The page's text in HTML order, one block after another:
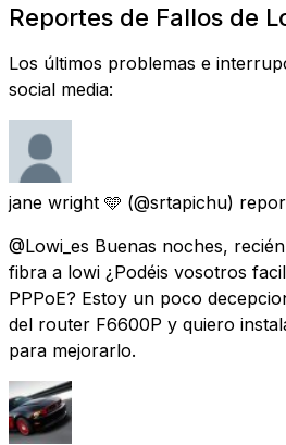
Reportes de Fallos de
Los últimos problemas e
social media:
jane wright 🩵 (@srtapichu)
@Lowi_es Buenas noches,
fibra a lowi ¿Podéis vosotros
PPPoE? Estoy un poco
del router F6600P y quiero
para mejorarlo.